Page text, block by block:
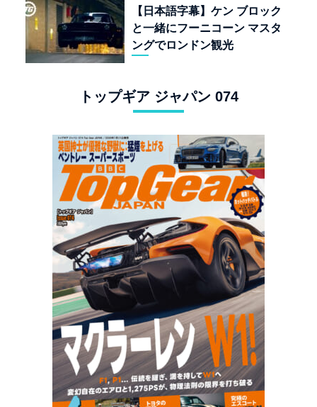
【日本語字幕】ケン ブロック
と一緒にフーニコーン マスタ
ングでロンドン観光
トップギア ジャパン 074